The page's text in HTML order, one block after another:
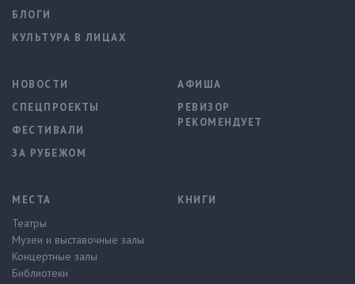
БЛОГИ
КУЛЬТУРА В ЛИЦАХ
НОВОСТИ
СПЕЦПРОЕКТЫ
ФЕСТИВАЛИ
ЗА РУБЕЖОМ
АФИША
РЕВИЗОР
РЕКОМЕНДУЕТ
МЕСТА
Театры
Музеи и выставочные залы
Концертные залы
Библиотеки
КНИГИ